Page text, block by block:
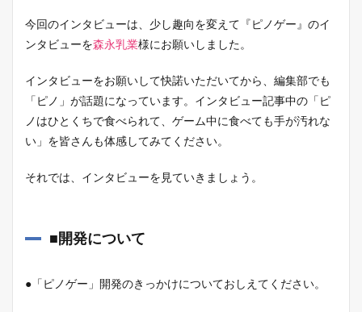
今回のインタビューは、少し趣向を変えて『ピノゲー』のイ
ンタビューを森永乳業様にお願いしました。
インタビューをお願いして快諾いただいてから、編集部でも
「ピノ」が話題になっています。インタビュー記事中の「ピ
ノはひとくちで食べられて、ゲーム中に食べても手が汚れな
い」を皆さんも体感してみてください。
それでは、インタビューを見ていきましょう。
■開発について
●「ピノゲー」開発のきっかけについておしえてください。